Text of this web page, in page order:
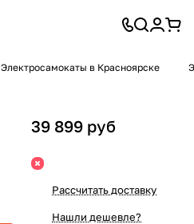
Электросамокаты в Красноярске
39 899 руб
Рассчитать доставку
Нашли дешевле?